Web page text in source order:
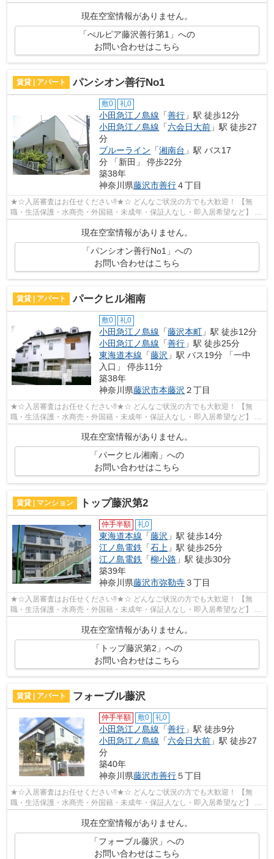
現在空室情報がありません。
「ぺルピア藤沢善行第1」への
お問い合わせはこちら
賃貸 | アパート パンシオン善行No1
敷0 礼0
小田急江ノ島線 「善行 」駅 徒歩12分
小田急江ノ島線 「六会日大前 」駅 徒歩27
分
ブルーライン 「湘南台 」駅 バス17
分 「新田」 停歩22分
築38年
神奈川県藤沢市善行４丁目
★☆入居審査はお任せください‼★☆ どんなご状況の方でも大歓迎！ 【無
職・生活保護・水商売・外国籍・未成年・保証人なし・即入居希望など】 ネ
現在空室情報がありません。
「パンシオン善行No1」への
お問い合わせはこちら
賃貸 | アパート パークヒル湘南
敷0 礼0
小田急江ノ島線 「藤沢本町 」駅 徒歩12分
小田急江ノ島線 「善行 」駅 徒歩25分
東海道本線 「藤沢 」駅 バス19分 「一中
入口」 停歩11分
築38年
神奈川県藤沢市本藤沢 ２丁目
★☆入居審査はお任せください‼★☆ どんなご状況の方でも大歓迎！ 【無
職・生活保護・水商売・外国籍・未成年・保証人なし・即入居希望など】 ネ
ット非公開の物件からもお探し致します‼ ...
現在空室情報がありません。
「パークヒル湘南」への
お問い合わせはこちら
賃貸 | マンション トップ藤沢第2
仲手半額 礼0
東海道本線 「藤沢 」駅 徒歩14分
江ノ島電鉄 「石上 」駅 徒歩25分
江ノ島電鉄 「柳小路 」駅 徒歩30分
築39年
神奈川県藤沢市弥勒寺３丁目
★☆入居審査はお任せください‼★☆ どんなご状況の方でも大歓迎！ 【無
職・生活保護・水商売・外国籍・未成年・保証人なし・即入居希望など】 ネ
現在空室情報がありません。
「トップ藤沢第2」への
お問い合わせはこちら
賃貸 | アパート フォーブル藤沢
仲手半額 敷0 礼0
小田急江ノ島線 「善行 」駅 徒歩9分
小田急江ノ島線 「六会日大前 」駅 徒歩27
分
築40年
神奈川県藤沢市善行５丁目
★☆入居審査はお任せください‼★☆ どんなご状況の方でも大歓迎！ 【無
職・生活保護・水商売・外国籍・未成年・保証人なし・即入居希望など】 ネ
ット非公開の物件からもお探し致します‼ ...
現在空室情報がありません。
「フォーブル藤沢」への
お問い合わせはこちら